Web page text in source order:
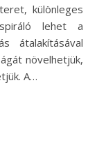
különleges
lehet a
átalakításával
növelhetjük,
A…